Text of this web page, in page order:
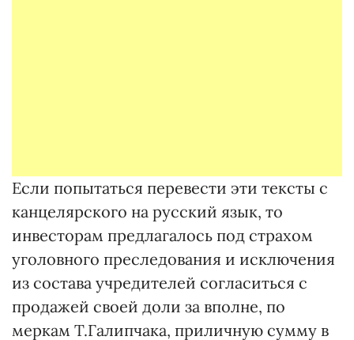
Если попытаться перевести эти тексты с
канцелярского на русский язык, то
инвесторам предлагалось под страхом
уголовного преследования и исключения
из состава учредителей согласиться с
продажей своей доли за вполне, по
меркам Т.Галипчака, приличную сумму в